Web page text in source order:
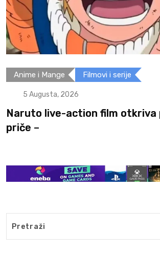
Anime i Mange Filmovi i serije
5 Augusta, 2026
Naruto live-action film otkriva
priče –